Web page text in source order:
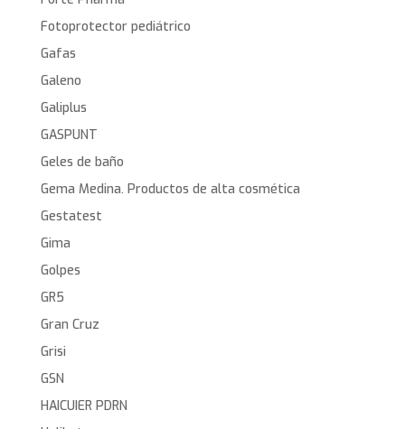
Fotoprotector pediátrico
Gafas
Galeno
Galiplus
GASPUNT
Geles de baño
Gema Medina. Productos de alta cosmética
Gestatest
Gima
Golpes
GR5
Gran Cruz
Grisi
GSN
HAICUIER PDRN